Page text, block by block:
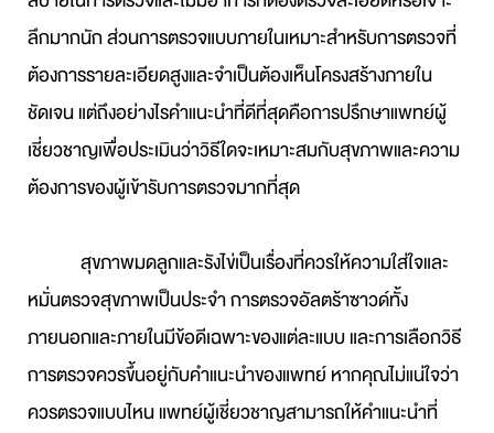
ลึกมากนัก ส่วนการตรวจแบบภายในเหมาะสำหรับการตรวจที่
ต้องการรายละเอียดสูงและจำเป็นต้องเห็นโครงสร้างภายใน
ชัดเจน แต่ถึงอย่างไรคำแนะนำที่ดีที่สุดคือการปรึกษาแพทย์ผู้
เชี่ยวชาญเพื่อประเมินว่าวิธีใดจะเหมาะสมกับสุขภาพและความ
ต้องการของผู้เข้ารับการตรวจมากที่สุด
สุขภาพมดลูกและรังไข่เป็นเรื่องที่ควรให้ความใส่ใจและ
หมั่นตรวจสุขภาพเป็นประจำ การตรวจอัลตร้าซาวด์ทั้ง
ภายนอกและภายในมีข้อดีเฉพาะของแต่ละแบบ และการเลือกวิธี
การตรวจควรขึ้นอยู่กับคำแนะนำของแพทย์ หากคุณไม่แน่ใจว่า
ควรตรวจแบบไหน แพทย์ผู้เชี่ยวชาญสามารถให้คำแนะนำที่